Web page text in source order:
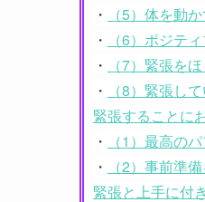
・
（5）体を動
・
（6）ポジテ
・
（7）緊張を
・
（8）緊張し
緊張することに
・
（1）最高の
・
（2）事前準
緊張と上手に付